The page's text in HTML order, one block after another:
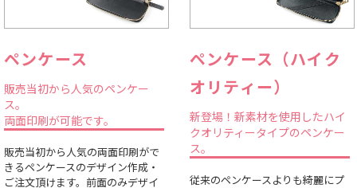
ペンケース
販売当初から人気のペンケー
ス。
両面印刷が可能です。
販売当初から人気の両面印刷がで
きるペンケースのデザイン作成・
ご注文頂けます。前面のみデザイ
ペンケース（ハイク
オリティー）
新登場！新素材を使用したハイ
クオリティータイプのペンケー
ス。
従来のペンケースよりも綺麗にプ